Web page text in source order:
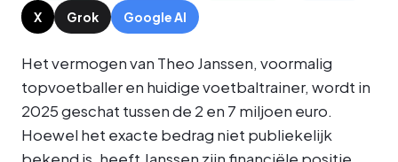
X Grok Google AI
Het vermogen van Theo Janssen, voormalig
topvoetballer en huidige voetbaltrainer, wordt in
2025 geschat tussen de 2 en 7 miljoen euro.
Hoewel het exacte bedrag niet publiekelijk